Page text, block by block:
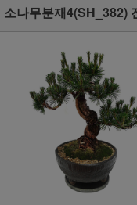
소나무분재4(SH_382)